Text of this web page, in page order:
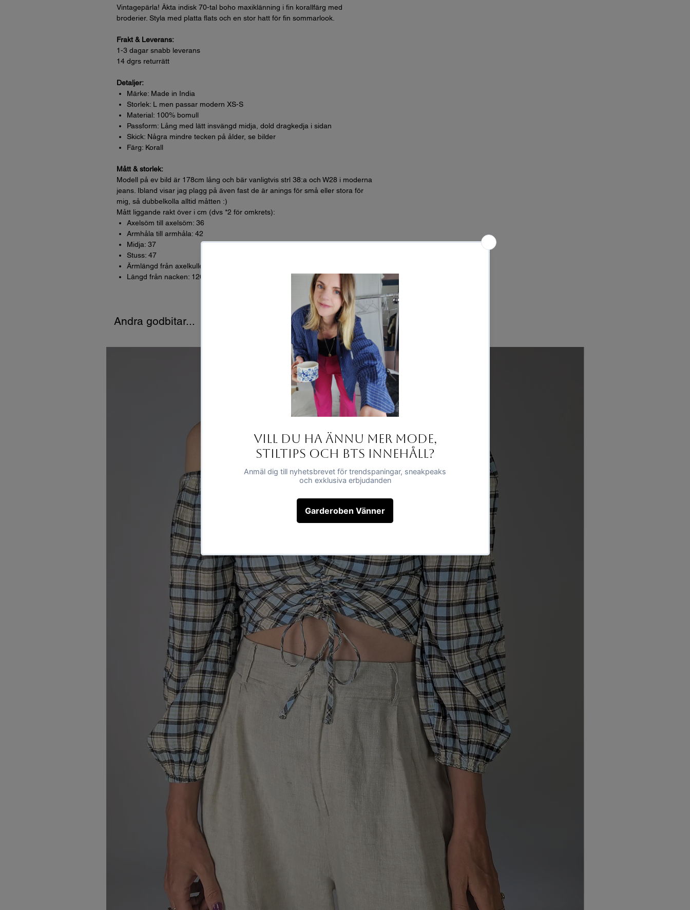
Vintagepärla! Äkta indisk 70-tal boho maxiklänning i fin korallfärg med
broderier. Styla med platta flats och en stor hatt för fin sommarlook.
Frakt & Leverans:
1-3 dagar snabb leverans
14 dgrs returrätt
Detaljer:
Märke: Made in India
Storlek: L men passar modern XS-S
Material: 100% bomull
Passform: Lång med lätt insvängd midja, dold dragkedja i sidan
Skick: Några mindre tecken på ålder, se bilder
Färg: Korall
Mått & storlek:
Modell på ev bild är 178cm lång och bär vanligtvis strl 38:a och W28 i moderna
jeans. Ibland visar jag plagg på även fast de är anings för små eller stora för
mig, så dubbelkolla alltid måtten :)
Mått liggande rakt över i cm (dvs *2 för omkrets):
Axelsöm till axelsöm: 36
Armhåla till armhåla: 42
Midja: 37
Stuss: 47
Ärmlängd från axelkullen: -
Längd från nacken: 126
Andra godbitar...